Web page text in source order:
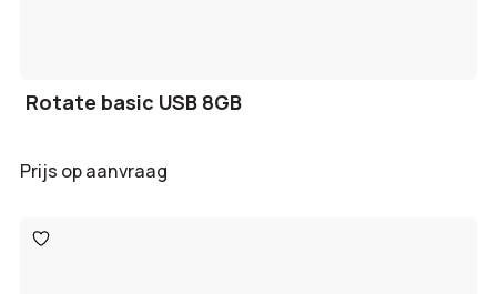
Rotate basic USB 8GB
Prijs op aanvraag
Toevoegen
aan